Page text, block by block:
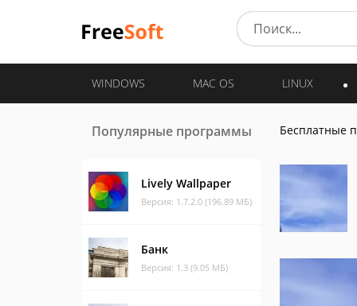
WINDOWS MAC OS LINUX
Популярные программы
Lively Wallpaper
Версия: 1.7.2.0 (196.89 МБ)
Банк
Версия: 1.3 (9.05 МБ)
Бесплатные